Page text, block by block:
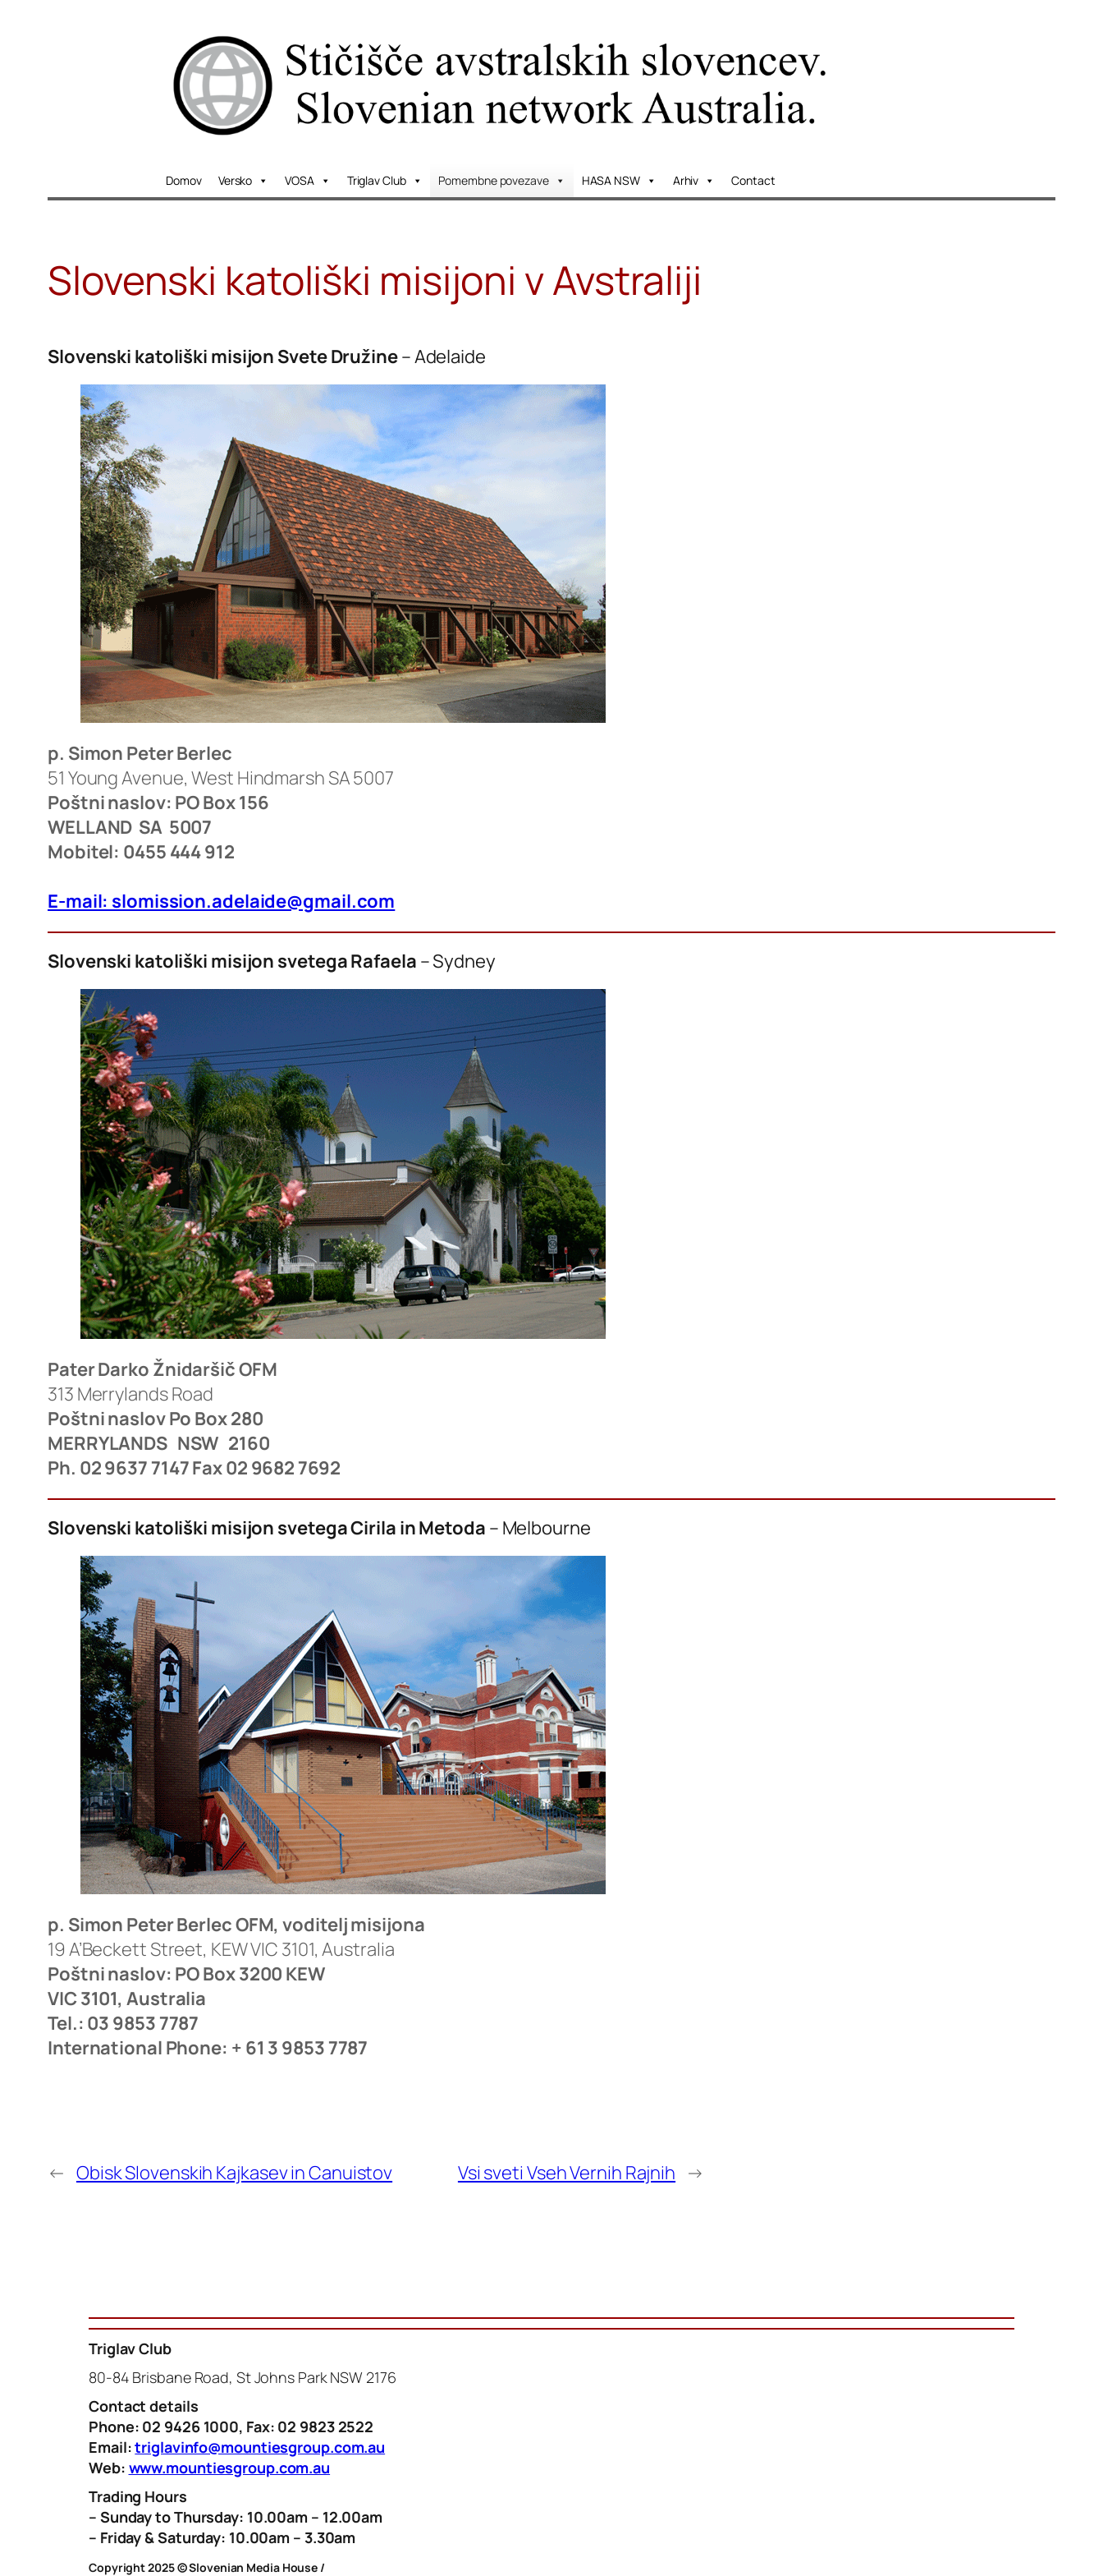
Domov Versko VOSA Triglav Club Pomembne povezave HASA NSW Arhiv Contact
Slovenski katoliški misijoni v Avstraliji
Slovenski katoliški misijon Svete Družine– Adelaide
p. Simon Peter Berlec
51 Young Avenue, West Hindmarsh SA 5007
Poštni naslov: PO Box 156
WELLAND SA 5007
Mobitel: 0455 444 912
E-mail: slomission.adelaide@gmail.com
Slovenski katoliški misijon svetega Rafaela – Sydney
Pater Darko Žnidaršič OFM
313 Merrylands Road
Poštni naslov Po Box 280
MERRYLANDS NSW 2160
Ph. 02 9637 7147 Fax 02 9682 7692
Slovenski katoliški misijon svetega Cirila in Metoda – Melbourne
p. Simon Peter Berlec OFM, voditelj misijona
19 A’Beckett Street, KEW VIC 3101, Australia
Poštni naslov: PO Box 3200 KEW
VIC 3101, Australia
Tel.: 03 9853 7787
International Phone: + 61 3 9853 7787
← Obisk Slovenskih Kajkasev in Canuistov Vsi sveti Vseh Vernih Rajnih →
Triglav Club
80-84 Brisbane Road, St Johns Park NSW 2176
Contact details
Phone: 02 9426 1000, Fax: 02 9823 2522
Email:triglavinfo@mountiesgroup.com.au
Web: www.mountiesgroup.com.au
Trading Hours
– Sunday to Thursday: 10.00am – 12.00am
– Friday & Saturday: 10.00am – 3.30am
Copyright 2025 © Slovenian Media House /